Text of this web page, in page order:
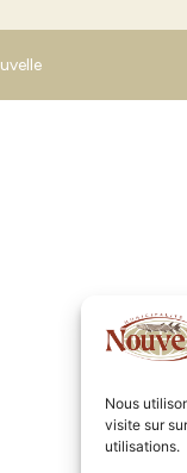
Nous
visite sur
utilisations.